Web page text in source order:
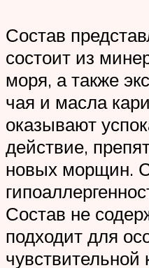
Состав
состоит из
моря, а также
чая и масла
оказывают
действие,
новых морщин.
Состав не
подходит для